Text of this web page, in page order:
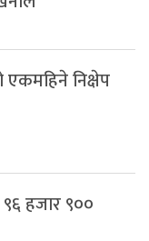
एकमहिने निक्षेप
हजार ९००